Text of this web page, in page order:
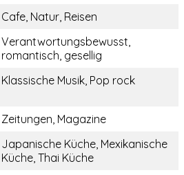
Cafe, Natur, Reisen
Verantwortungsbewusst,
romantisch, gesellig
Klassische Musik, Pop rock
Zeitungen, Magazine
Japanische Küche, Mexikanische
Küche, Thai Küche